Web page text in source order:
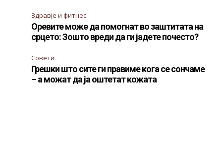
Здравје и фитнес
Оревите може да помогнат во заштитата на
срцето: Зошто вреди да ги јадете почесто?
Совети
Грешки што сите ги правиме кога се сончаме
– а можат да ја оштетат кожата